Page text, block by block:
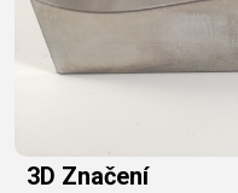
3D Značení